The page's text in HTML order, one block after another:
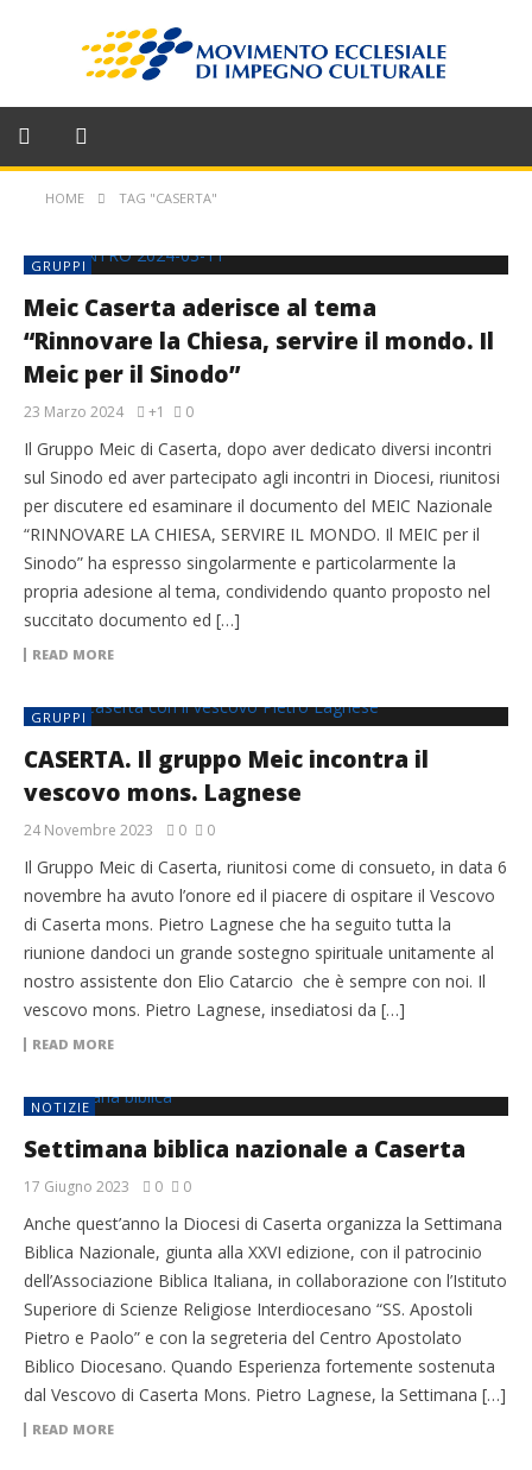
HOME TAG "CASERTA"
GRUPPI
Meic Caserta aderisce al tema
“Rinnovare la Chiesa, servire il mondo. Il
Meic per il Sinodo”
23 Marzo 2024 +1 0
Il Gruppo Meic di Caserta, dopo aver dedicato diversi incontri
sul Sinodo ed aver partecipato agli incontri in Diocesi, riunitosi
per discutere ed esaminare il documento del MEIC Nazionale
“RINNOVARE LA CHIESA, SERVIRE IL MONDO. Il MEIC per il
Sinodo” ha espresso singolarmente e particolarmente la
propria adesione al tema, condividendo quanto proposto nel
succitato documento ed […]
READ MORE
GRUPPI
CASERTA. Il gruppo Meic incontra il
vescovo mons. Lagnese
24 Novembre 2023 0 0
Il Gruppo Meic di Caserta, riunitosi come di consueto, in data 6
novembre ha avuto l’onore ed il piacere di ospitare il Vescovo
di Caserta mons. Pietro Lagnese che ha seguito tutta la
riunione dandoci un grande sostegno spirituale unitamente al
nostro assistente don Elio Catarcio che è sempre con noi. Il
vescovo mons. Pietro Lagnese, insediatosi da […]
READ MORE
NOTIZIE
Settimana biblica nazionale a Caserta
17 Giugno 2023 0 0
Anche quest’anno la Diocesi di Caserta organizza la Settimana
Biblica Nazionale, giunta alla XXVI edizione, con il patrocinio
dell’Associazione Biblica Italiana, in collaborazione con l’Istituto
Superiore di Scienze Religiose Interdiocesano “SS. Apostoli
Pietro e Paolo” e con la segreteria del Centro Apostolato
Biblico Diocesano. Quando Esperienza fortemente sostenuta
dal Vescovo di Caserta Mons. Pietro Lagnese, la Settimana […]
READ MORE